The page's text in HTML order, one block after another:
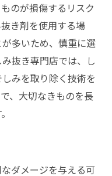
のが損傷するリスク
き剤を使用する場
多いため、慎重に選
抜き専門店では、し
みを取り除く技術を
、大切なきものを長
ダメージを与える可